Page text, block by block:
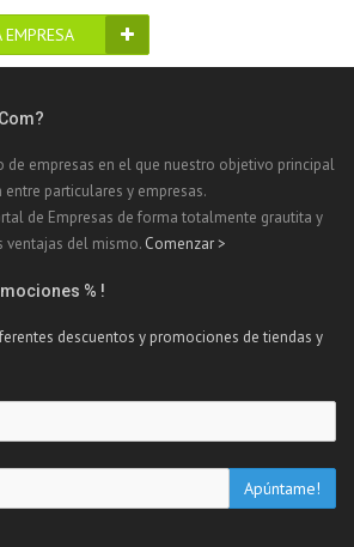
EMPRESA
de empresas en el que nuestro objetivo principal
particulares y empresas.
de Empresas de forma totalmente grautita y
ventajas del mismo. Comenzar >
% !
descuentos y promociones de tiendas y